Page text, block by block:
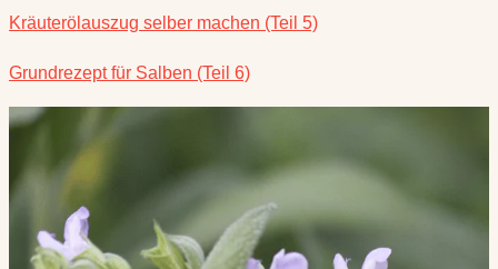
Kräuterölauszug selber machen (Teil 5)
Grundrezept für Salben (Teil 6)